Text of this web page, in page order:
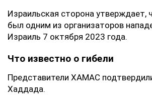
Израильская сторона утверждает,
был одним из организаторов
Израиль 7 октября 2023 года.
Что известно о гибели
Представители ХАМАС
Хаддада.